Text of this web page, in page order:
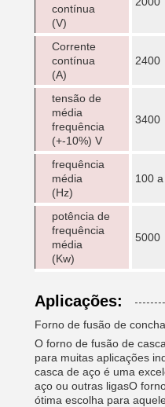
contínua
(V)
Corrente
contínua
(A)
2400
tensão de
média
frequência
(+-10%) V
3400
frequência
média
(Hz)
100
potência de
frequência
média
(Kw)
5000
Aplicações:
Forno de fusão de
O forno de fusão de
para muitas aplicações
casca de aço é uma
aço ou outras ligasO
ótima escolha para